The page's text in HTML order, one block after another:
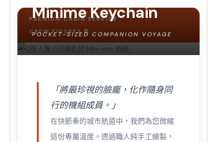
PREMIUM CABIN SERVICE
CREW FIGURES ©
Minime Keychain
POCKET-SIZED COMPANION VOYAGE
「將最珍視的臉龐，化作隨身同
行的機組成員。」
在快節奏的城市航道中，我們為您微縮
這份專屬溫度。透過職人純手工繪製，